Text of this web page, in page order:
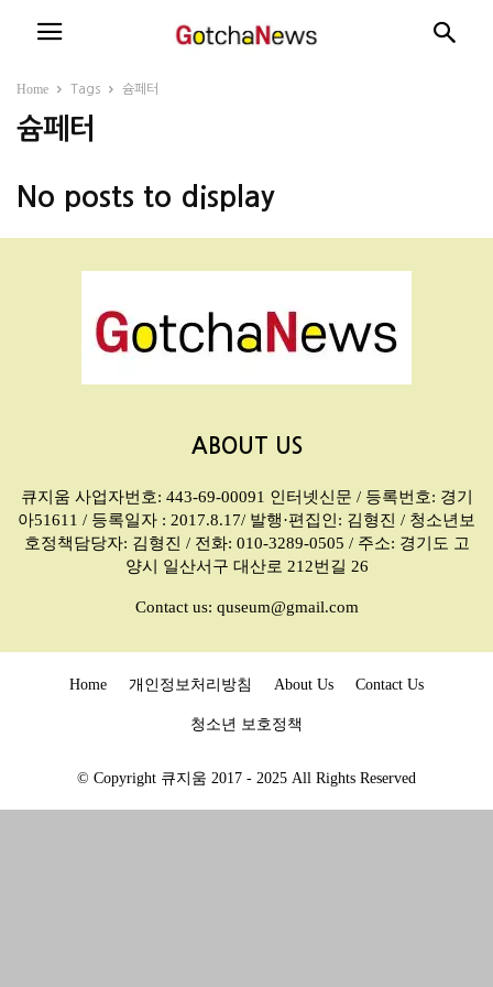
Home Tags 슘페터
슘페터
No posts to display
ABOUT US
큐지움 사업자번호: 443-69-00091 인터넷신문 / 등록번호: 경기
아51611 / 등록일자 : 2017.8.17/ 발행·편집인: 김형진 / 청소년보
호정책담당자: 김형진 / 전화: 010-3289-0505 / 주소: 경기도 고
양시 일산서구 대산로 212번길 26
Contact us: quseum@gmail.com
Home 개인정보처리방침 About Us Contact Us
청소년 보호정책
© Copyright 큐지움 2017 - 2025 All Rights Reserved